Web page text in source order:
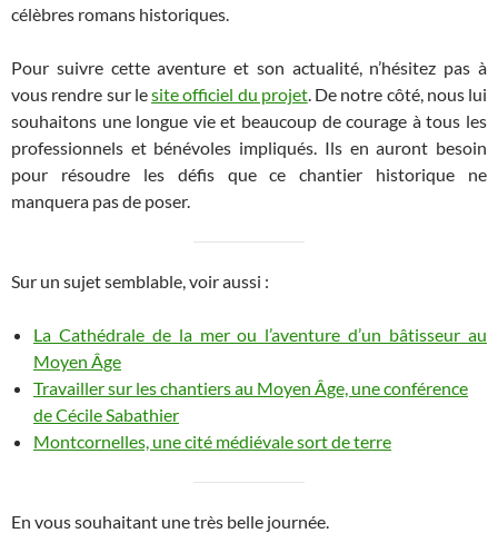
célèbres romans historiques.
Pour suivre cette aventure et son actualité, n’hésitez pas à
vous rendre sur lesite officiel du projet. De notre côté, nous lui
souhaitons une longue vie et beaucoup de courage à tous les
professionnels et bénévoles impliqués. Ils en auront besoin
pour résoudre les défis que ce chantier historique ne
manquera pas de poser.
Sur un sujet semblable, voir aussi :
La Cathédrale de la mer ou l’aventure d’un bâtisseur au
Moyen Âge
Travailler sur les chantiers au Moyen Âge, une conférence
de Cécile Sabathier
Montcornelles, une cité médiévale sort de terre
En vous souhaitant une très belle journée.